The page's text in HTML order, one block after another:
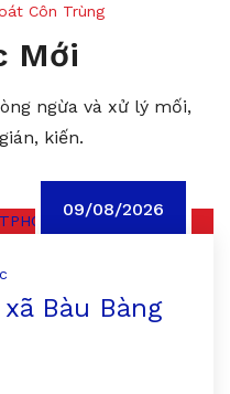
Côn Trùng
Mới
ngừa và xử lý mối,
kiến.
09/08/2026
Bàu Bàng